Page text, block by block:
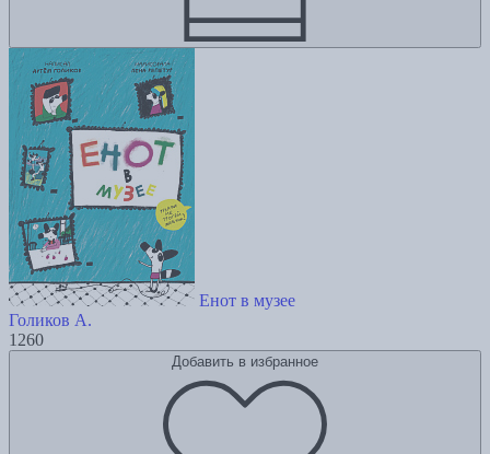
Енот в музее
Голиков А.
1260
Добавить в избранное